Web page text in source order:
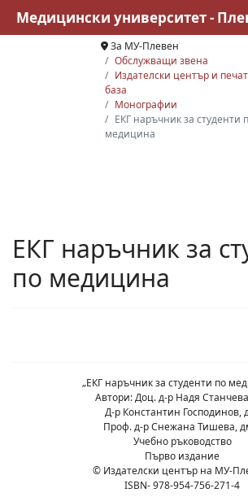
За МУ-Плевен
Обслужващи звена
Издателски център и
база
Монографии
ЕКГ наръчник за студенти
медицина
ЕКГ наръчник за
по медицина
„ЕКГ наръчник за студенти по
Автори: Доц. д-р Надя
Д-р Константин Господинов,
Проф. д-р Снежана Тишева,
Учебно ръководство
Първо издание
© Издателски център на МУ-
ISBN- 978-954-756-271-4
Медицински университет -